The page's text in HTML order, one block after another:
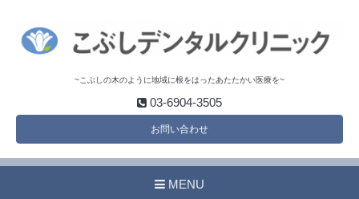
~こぶしの木のように地域に根をはったあたたかい医療を~
03-6904-3505
お問い合わせ
MENU